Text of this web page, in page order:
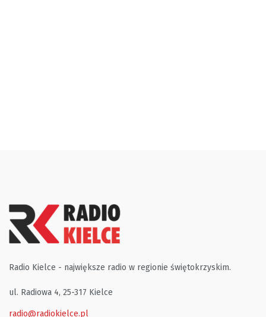
Radio Kielce - największe radio w regionie świętokrzyskim.
ul. Radiowa 4, 25-317 Kielce
radio@radiokielce.pl